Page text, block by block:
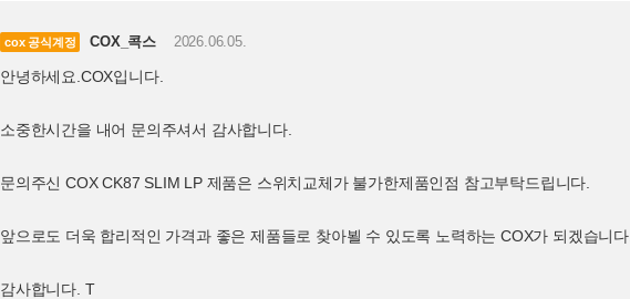
cox 공식계정 COX_콕스 2026.06.05.
안녕하세요.COX입니다.
소중한시간을 내어 문의주셔서 감사합니다.
문의주신 COX CK87 SLIM LP 제품은 스위치교체가 불가한제품인점 참고부탁드립니다.
앞으로도 더욱 합리적인 가격과 좋은 제품들로 찾아뵐 수 있도록 노력하는 COX가 되겠습니다.
감사합니다. T